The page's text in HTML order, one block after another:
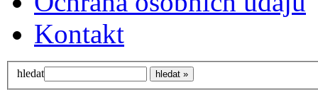
Kontakt
hledat